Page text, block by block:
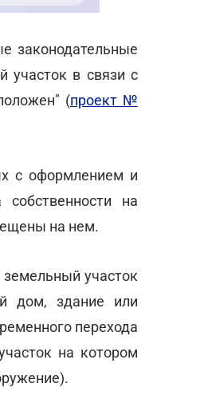
законодательные
участок в связи с
(проект №
с оформлением и
на
на нем.
участок
дом, здание или
перехода
на котором